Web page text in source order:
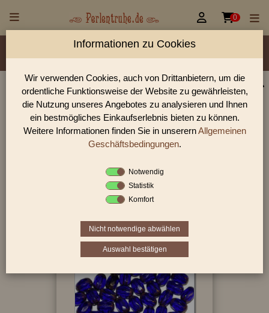
 0
Material/Glassorte Sorte/Form Farbe
Größen
Lochdurchmesser
Perlen Shop für facettierte Glasperlen facettiert mit
AB Oliven
In unserem Perlen Shop finden sie zahlreich facettierte
Glasperlen facettiert mit AB Oliven und viele weiter Glasperlen.
Sie befinden sich in folgender Kategorie:
facettierte Glasperlen|facettiert mit AB
Informationen zu Cookies
Wir verwenden Cookies, auch von Drittanbietern, um die
ordentliche Funktionsweise der Website zu gewährleisten,
die Nutzung unseres Angebotes zu analysieren und Ihnen
ein bestmögliches Einkaufserlebnis bieten zu können.
Weitere Informationen finden Sie in unserernAllgemeinen
Geschäftsbedingungen.
Notwendig
Statistik
Komfort
Nicht notwendige abwählen
Auswahl bestätigen